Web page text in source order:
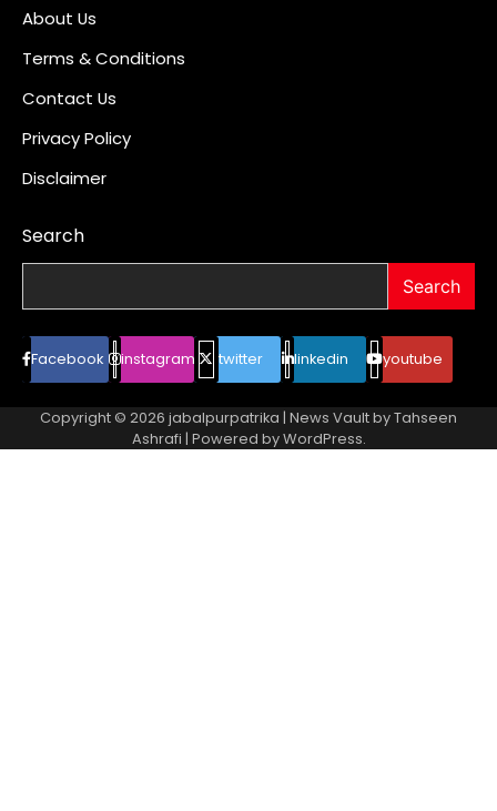
About Us
Terms & Conditions
Contact Us
Privacy Policy
Disclaimer
Search
Search
Facebook instagram twitter linkedin youtube
Copyright © 2026 jabalpurpatrika | News Vault byTahseen
Ashrafi | Powered byWordPress.